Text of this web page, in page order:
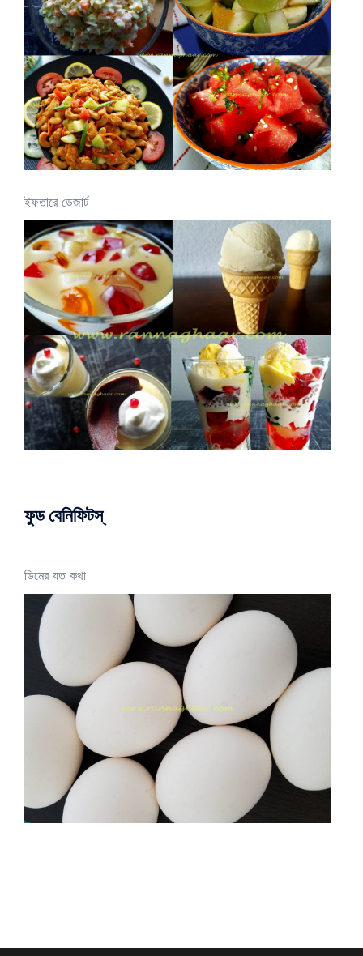
ইফতারে ডেজার্ট
ফুড বেনিফিটস্
ডিমের যত কথা